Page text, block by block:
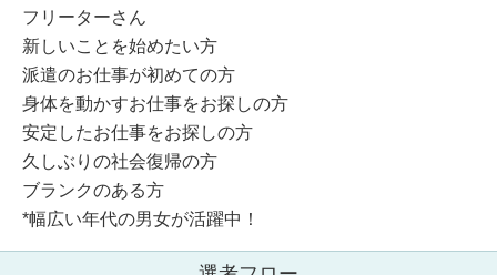
フリーターさん
新しいことを始めたい方
派遣のお仕事が初めての方
身体を動かすお仕事をお探しの方
安定したお仕事をお探しの方
久しぶりの社会復帰の方
ブランクのある方
*幅広い年代の男女が活躍中！